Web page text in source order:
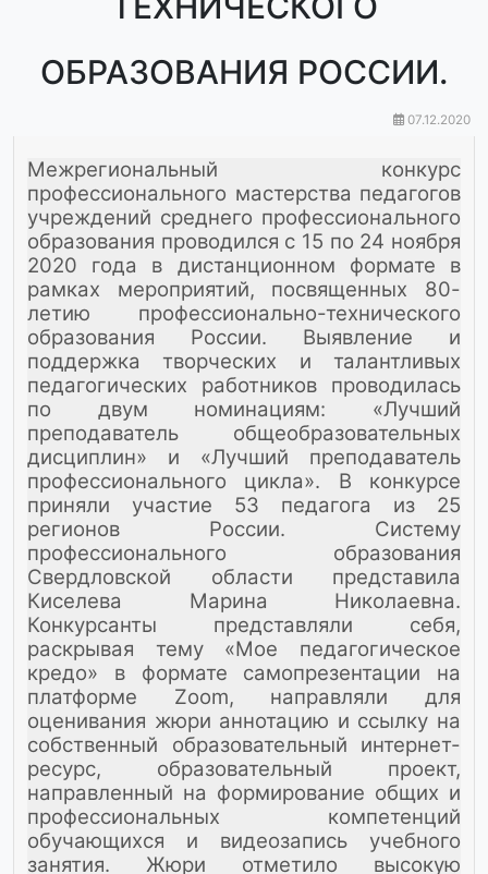
ОБРАЗОВАНИЯ РОССИИ.
07.12.2020
Межрегиональный конкурс
профессионального мастерства педагогов
учреждений среднего профессионального
образования проводился с 15 по 24 ноября
2020 года в дистанционном формате в
рамках мероприятий, посвященных 80-
летию профессионально-технического
образования России. Выявление и
поддержка творческих и талантливых
педагогических работников проводилась
по двум номинациям: «Лучший
преподаватель общеобразовательных
дисциплин» и «Лучший преподаватель
профессионального цикла». В конкурсе
приняли участие 53 педагога из 25
регионов России. Систему
профессионального образования
Свердловской области представила
Киселева Марина Николаевна.
Конкурсанты представляли себя,
раскрывая тему «Мое педагогическое
кредо» в формате самопрезентации на
платформе Zoom, направляли для
оценивания жюри аннотацию и ссылку на
собственный образовательный интернет-
ресурс, образовательный проект,
направленный на формирование общих и
профессиональных компетенций
обучающихся и видеозапись учебного
занятия. Жюри отметило высокую